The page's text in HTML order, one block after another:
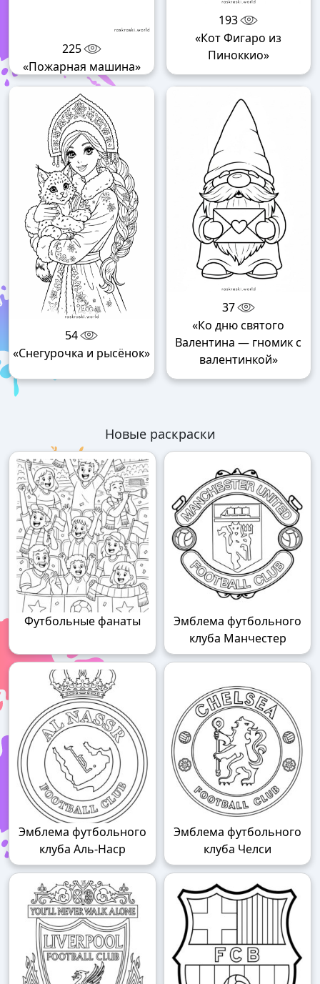
225
«Пожарная машина»
193
«Кот Фигаро из
Пиноккио»
54
«Снегурочка и рысёнок»
37
«Ко дню святого
Валентина — гномик с
валентинкой»
Новые раскраски
Футбольные фанаты
Эмблема футбольного
клуба Манчестер
Эмблема футбольного
клуба Аль-Наср
Эмблема футбольного
клуба Челси